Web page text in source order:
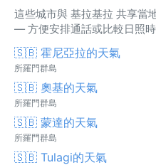
這些城市與 基拉基拉 共享
— 方便安排通話或比較日照時
🇸🇧 霍尼亞拉的天氣
所羅門群島
🇸🇧 奧基的天氣
所羅門群島
🇸🇧 蒙達的天氣
所羅門群島
🇸🇧 Tulagi的天氣